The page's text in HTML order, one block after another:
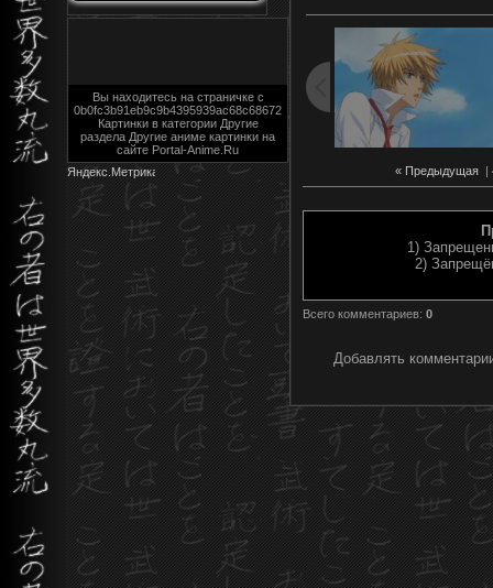
Вы находитесь на страничке с
0b0fc3b91eb9c9b4395939ac68c68672
Картинки в категории Другие
раздела Другие аниме картинки на
сайте Portal-Anime.Ru
« Предыдущая |
1)
2)
Всего комментариев: 0
Добавлять